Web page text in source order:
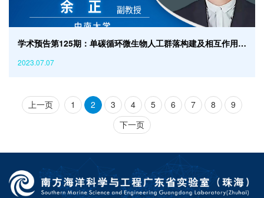
学术预告第125期：单碳循环微生物人工群落构建及相互作用机制
2023.07.07
上一页 1 2 3 4 5 6 7 8
9
下一页